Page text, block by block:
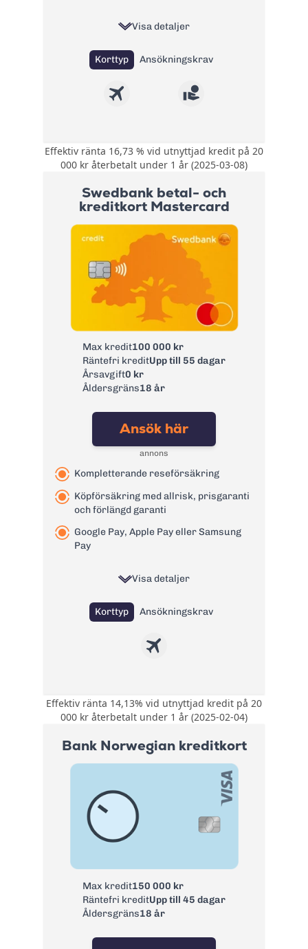
Visa detaljer
Korttyp Ansökningskrav
Bonus:
Rabatterad
valutakurs på 1 %
butiker
Försäkring:
Kompletterande
reseförsäkring med
avbeställningsskydd
+ Köpförsäkring
Årsavgift:
16,74%
14,75% - 19,27%
Kontantuttagsavgif
t inom EU/EES inkl.
Sverige:
2 % lägst 40 SEK
Kontantuttagsavgif
t utanför EU/EES:
0 kr
Kontantuttagsavgif
0 kr
29 kr
Valutapåslag:
Påminnelseavgift:
60 kr
gift:
125 kr
Effektiv ränta 16,73 % vid utnyttjad kredit på 20
000 kr återbetalt under 1 år (2025-03-08)
Swedbank betal- och
kreditkort Mastercard
Max kredit100 000 kr
Räntefri kreditUpp till 55 dagar
Årsavgift0 kr
Åldersgräns18 år
Ansök här
annons
Kompletterande reseförsäkring
Köpförsäkring med allrisk, prisgaranti
och förlängd garanti
Google Pay, Apple Pay eller Samsung
Pay
Visa detaljer
Korttyp Ansökningskrav
Försäkring:
Kompletterande
reseförsäkring med
avbeställningskydd.
allriskförsäkring,
prisgaranti och
förlängt garanti.
Årsavgift:
0 kr första året
därefter 195 kr/år.
Ränta:
14,25%
Effektiv ränta:
14,13%
Kontantuttag i
bankomat:
Effektiv ränta 14,13% vid utnyttjad kredit på 20
000 kr återbetalt under 1 år (2025-02-04)
Bank Norwegian kreditkort
Max kredit150 000 kr
Räntefri kreditUpp till 45 dagar
Åldersgräns18 år